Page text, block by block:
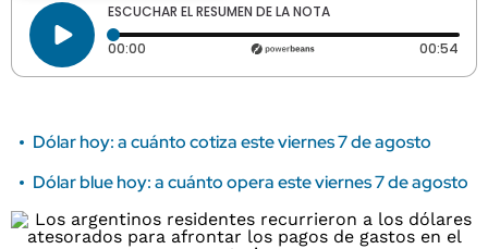
ESCUCHAR EL RESUMEN DE LA NOTA
00:00 Tiempo transcurrido: 0 segundos 00:54
Dólar hoy: a cuánto cotiza este viernes 7 de agosto
Dólar blue hoy: a cuánto opera este viernes 7 de agosto